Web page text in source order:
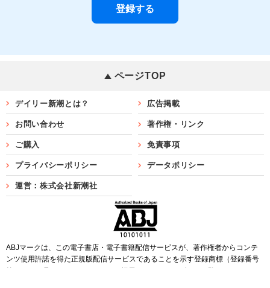
ページTOP
デイリー新潮とは？ 広告掲載
お問い合わせ 著作権・リンク
ご購入 免責事項
プライバシーポリシー データポリシー
運営：株式会社新潮社
ABJマークは、この電子書店・電子書籍配信サービスが、著作権者からコンテ
ンツ使用許諾を得た正規版配信サービスであることを示す登録商標（登録番号